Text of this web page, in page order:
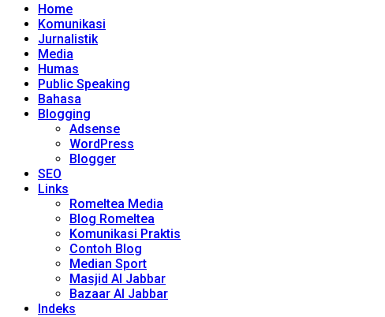
Home
Komunikasi
Jurnalistik
Media
Humas
Public Speaking
Bahasa
Blogging
Adsense
WordPress
Blogger
SEO
Links
Romeltea Media
Blog Romeltea
Komunikasi Praktis
Contoh Blog
Median Sport
Masjid Al Jabbar
Bazaar Al Jabbar
Indeks